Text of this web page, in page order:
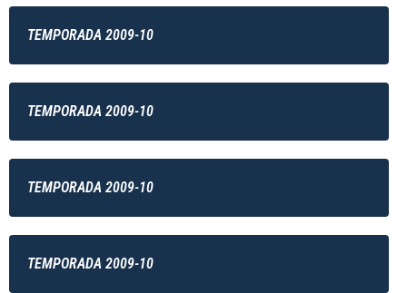
TEMPORADA 2009-10
TEMPORADA 2009-10
TEMPORADA 2009-10
TEMPORADA 2009-10